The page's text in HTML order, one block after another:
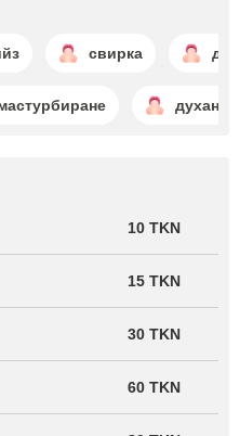
свирка
духане
10 TKN
15 TKN
30 TKN
60 TKN